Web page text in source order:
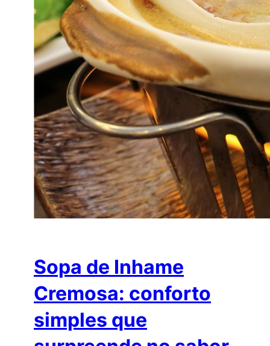
Sopa de Inhame
Cremosa: conforto
simples que